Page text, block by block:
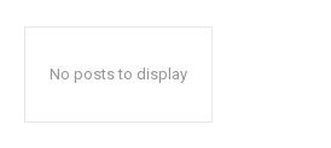
No posts to display